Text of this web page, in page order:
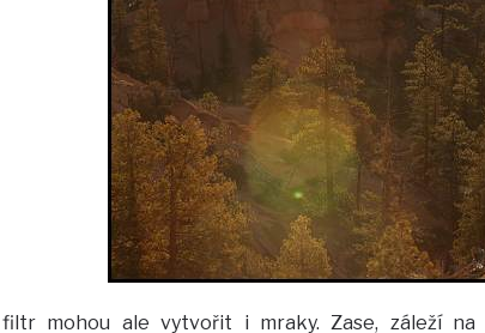
filtr mohou ale vytvořit i mraky. Zase, záleží